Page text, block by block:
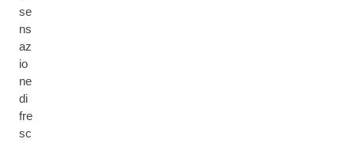
se
ns
az
io
ne
di
fre
sc